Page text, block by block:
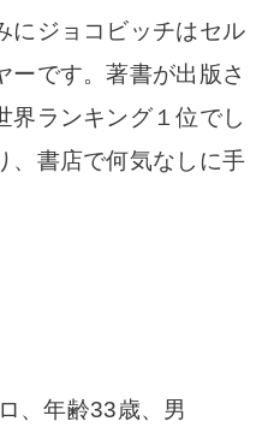
にジョコビッチはセル
ーです。著書が出版さ
界ランキング１位でし
、書店で何気なしに手
、年齢33歳、男